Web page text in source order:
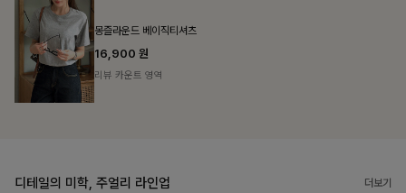
디테일의 미학, 주얼리 라인업 더보기